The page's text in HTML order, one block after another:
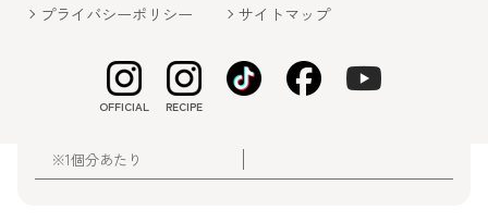
0.9g 炭水化物
0.5g
※1個分あたり
プライバシーポリシー サイトマップ
OFFICIAL RECIPE